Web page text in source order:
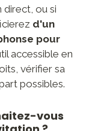
direct, ou si
d'un
pour
accessible en
vérifier sa
possibles.
vous